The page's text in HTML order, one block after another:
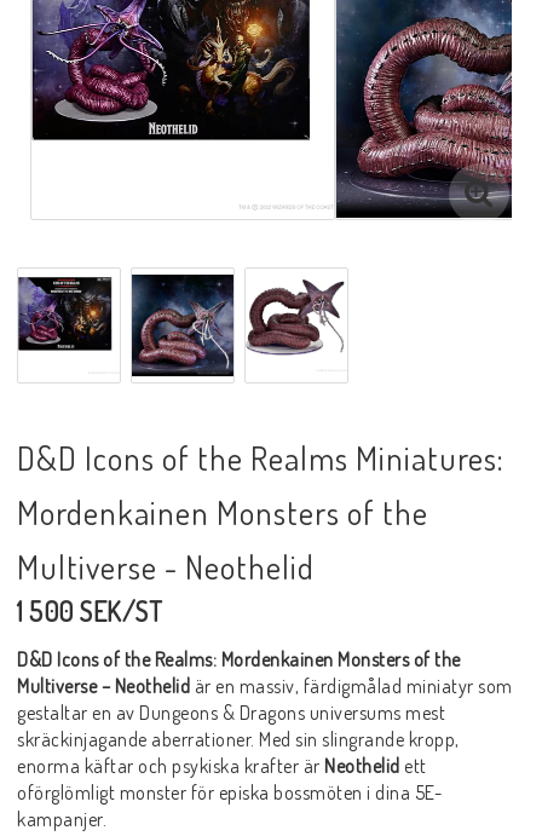
D&D Icons of the Realms Miniatures:
Mordenkainen Monsters of the
Multiverse - Neothelid
1 500 SEK/ST
D&D Icons of the Realms: Mordenkainen Monsters of the
Multiverse – Neothelid är en massiv, färdigmålad miniatyr som
gestaltar en av Dungeons & Dragons universums mest
skräckinjagande aberrationer. Med sin slingrande kropp,
enorma käftar och psykiska krafter är Neothelid ett
oförglömligt monster för episka bossmöten i dina 5E-
kampanjer.